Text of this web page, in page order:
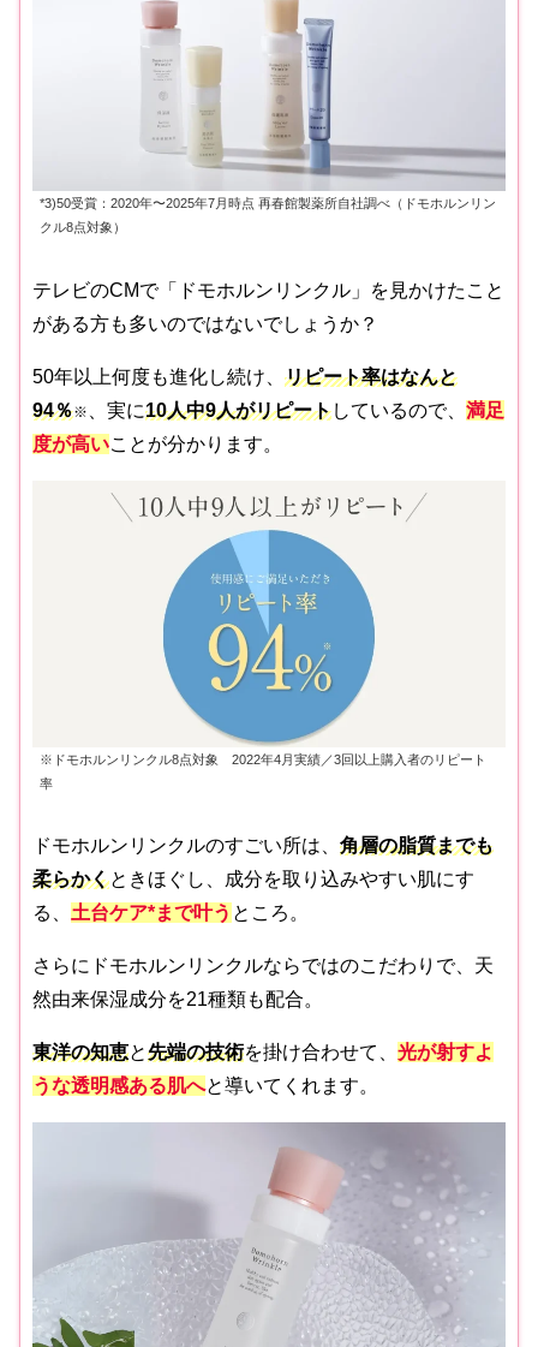
*3)50受賞：2020年〜2025年7月時点 再春館製薬所自社調べ（ドモホルンリン
クル8点対象）
テレビのCMで「ドモホルンリンクル」を見かけたこと
がある方も多いのではないでしょうか？
50年以上何度も進化し続け、 リピート率はなんと
94％※ 、実に10人中9人がリピートしているので、 満足
度が高いことが分かります。
※ドモホルンリンクル8点対象 2022年4月実績／3回以上購入者のリピート
率
ドモホルンリンクルのすごい所は、 角層の脂質までも
柔らかくときほぐし、成分を取り込みやすい肌にす
る、 土台ケア*まで叶う ところ。
さらにドモホルンリンクルならではのこだわりで、天
然由来保湿成分を21種類も配合。
東洋の知恵と先端の技術を掛け合わせて、 光が射すよ
うな透明感ある肌へと導いてくれます。